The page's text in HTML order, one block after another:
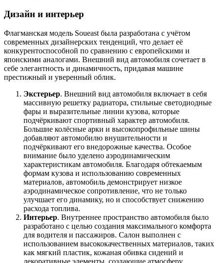
Дизайн и интерьер
Флагманская модель Soueast была разработана с учётом
современных дизайнерских тенденций, что делает её
конкурентоспособной по сравнению с европейскими и
японскими аналогами. Внешний вид автомобиля сочетает в
себе элегантность и динамичность, придавая машине
престижный и уверенный облик.
Экстерьер. Внешний вид автомобиля включает в себя
массивную решетку радиатора, стильные светодиодные
фары и выразительные линии кузова, которые
подчёркивают спортивный характер автомобиля.
Большие колёсные арки и высокопрофильные шины
добавляют автомобилю внушительности и
подчёркивают его внедорожные качества. Особое
внимание было уделено аэродинамическим
характеристикам автомобиля. Благодаря обтекаемым
формам кузова и использованию современных
материалов, автомобиль демонстрирует низкое
аэродинамическое сопротивление, что не только
улучшает его динамику, но и способствует снижению
расхода топлива.
Интерьер. Внутреннее пространство автомобиля было
разработано с целью создания максимального комфорта
для водителя и пассажиров. Салон выполнен с
использованием высококачественных материалов, таких
как мягкий пластик, кожаная обивка сидений и
декоративные элементы, создающие атмосферу